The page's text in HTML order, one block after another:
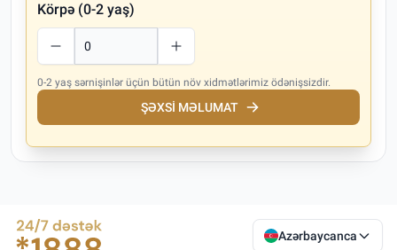
Körpə (0-2 yaş)
0-2 yaş sərnişinlər üçün bütün növ xidmətlərimiz ödənişsizdir.
ŞƏXSI MƏLUMAT
Azərbaycanca